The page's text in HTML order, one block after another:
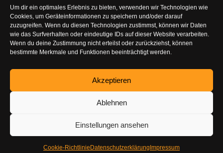
Um dir ein optimales Erlebnis zu bieten, verwenden wir Technologien wie
Cookies, um Geräteinformationen zu speichern und/oder darauf
zuzugreifen. Wenn du diesen Technologien zustimmst, können wir Daten
wie das Surfverhalten oder eindeutige IDs auf dieser Website verarbeiten.
Wenn du deine Zustimmung nicht erteilst oder zurückziehst, können
bestimmte Merkmale und Funktionen beeinträchtigt werden.
Akzeptieren
Ablehnen
Einstellungen ansehen
Cookie-Richtlinie Datenschutzerklärung Impressum
Sa. 10.00 -
14.00
So.
geschlossen
7777801
info@tuning-
vor-ort.com
DE-86179
g
Impressu
m